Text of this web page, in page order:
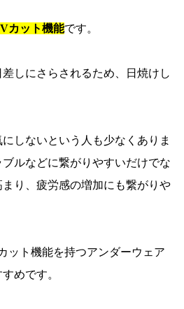
カット機能です。
しにさらされるため、日焼けし
しないという人も少なくありま
ルなどに繋がりやすいだけでな
まり、疲労感の増加にも繋がりや
ット機能を持つアンダーウェア
めです。